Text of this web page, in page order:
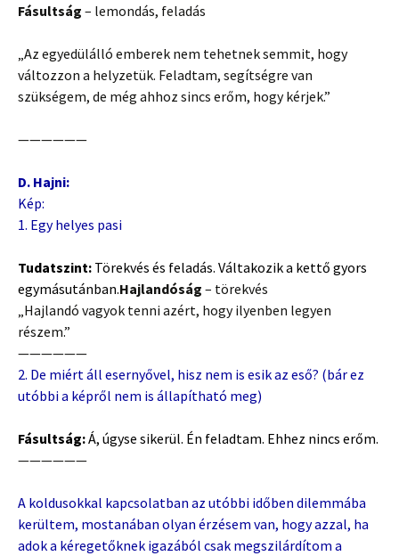
Fásultság – lemondás, feladás
„Az egyedülálló emberek nem tehetnek semmit, hogy
változzon a helyzetük. Feladtam, segítségre van
szükségem, de még ahhoz sincs erőm, hogy kérjek.”
——————
D. Hajni:
Kép:
1. Egy helyes pasi
Tudatszint: Törekvés és feladás. Váltakozik a kettő gyors
egymásutánban.Hajlandóság – törekvés
„Hajlandó vagyok tenni azért, hogy ilyenben legyen
részem.”
——————
2. De miért áll esernyővel, hisz nem is esik az eső? (bár ez
utóbbi a képről nem is állapítható meg)
Fásultság:Á, úgyse sikerül. Én feladtam. Ehhez nincs erőm.
——————
A koldusokkal kapcsolatban az utóbbi időben dilemmába
kerültem, mostanában olyan érzésem van, hogy azzal, ha
adok a kéregetőknek igazából csak megszilárdítom a